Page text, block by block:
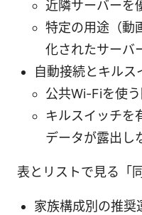
近隣サーバーを
特定の用途（動
化されたサーバ
自動接続とキルス
公共Wi-Fiを使
キルスイッチを
データが露出し
表とリストで見る「
家族構成別の推奨